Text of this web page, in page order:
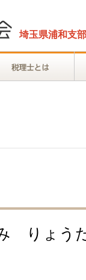
埼玉県浦和支部
み りょ